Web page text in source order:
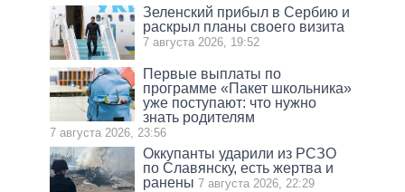
Зеленский прибыл в Сербию и
раскрыл планы своего визита
7 августа 2026, 19:52
Первые выплаты по
программе «Пакет школьника»
уже поступают: что нужно
знать родителям
7 августа 2026, 23:56
Оккупанты ударили из РСЗО
по Славянску, есть жертва и
ранены 7 августа 2026, 22:29